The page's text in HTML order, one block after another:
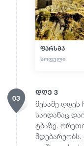
ფარსმა
ᲡᲝᲤᲔᲚᲘ
03
დღე 3
მესამე
საიდანაც
ტბაზე.